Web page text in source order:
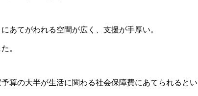
あてがわれる空間が広く、支援が手厚い。
。
算の大半が生活に関わる社会保障費にあてられるとい